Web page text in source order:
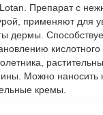
Препарат с
применяют для
дермы.
Можно наносить
кремы.